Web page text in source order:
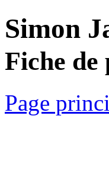
Simon
Fiche
Page